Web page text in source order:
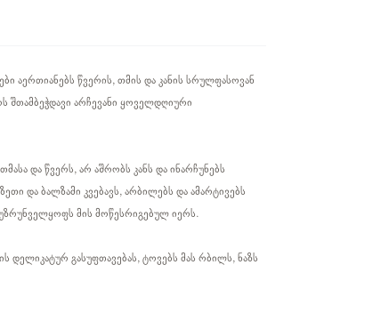
აერთიანებს წვერის, თმის და კანის სრულფასოვან
არჩევანი ყოველდღიური
და წვერს, არ აშრობს კანს და ინარჩუნებს
და ბალზამი კვებავს, არბილებს და ამარტივებს
მის მოწესრიგებულ იერს.
დელიკატურ გასუფთავებას, ტოვებს მას რბილს, ნაზს